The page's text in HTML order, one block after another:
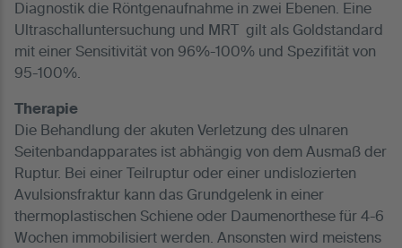
Diagnostik die Röntgenaufnahme in zwei Ebenen. Eine
Ultraschalluntersuchung und MRT gilt als Goldstandard
mit einer Sensitivität von 96%-100% und Spezifität von
95-100%.
Therapie
Die Behandlung der akuten Verletzung des ulnaren
Seitenbandapparates ist abhängig von dem Ausmaß der
Ruptur. Bei einer Teilruptur oder einer undislozierten
Avulsionsfraktur kann das Grundgelenk in einer
thermoplastischen Schiene oder Daumenorthese für 4-6
Wochen immobilisiert werden. Ansonsten wird meistens